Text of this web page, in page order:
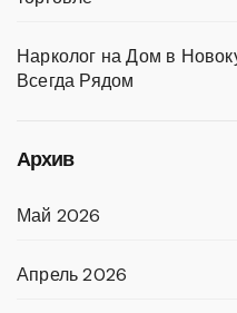
Нарколог на Дом в
Всегда Рядом
Архив
Май 2026
Апрель 2026